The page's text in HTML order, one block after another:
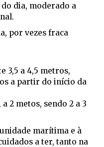
dia, moderado a
por vezes fraca
3,5 a 4,5 metros,
a partir do início da
2 metos, sendo 2 a 3
marítima e à
a ter, tanto na